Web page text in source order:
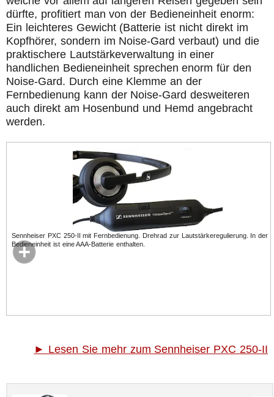
dürfte, profitiert man von der Bedieneinheit enorm:
Ein leichteres Gewicht (Batterie ist nicht direkt im
Kopfhörer, sondern im Noise-Gard verbaut) und die
praktischere Lautstärkeverwaltung in einer
handlichen Bedieneinheit sprechen enorm für den
Noise-Gard. Durch eine Klemme an der
Fernbedienung kann der Noise-Gard desweiteren
auch direkt am Hosenbund und Hemd angebracht
werden.
Sennheiser PXC 250-II mit Fernbedienung. Drehrad zur Lautstärkeregulierung. In der
Bedieneinheit ist eine AAA-Batterie enthalten.
► Lesen Sie mehr zum Sennheiser PXC 250-II